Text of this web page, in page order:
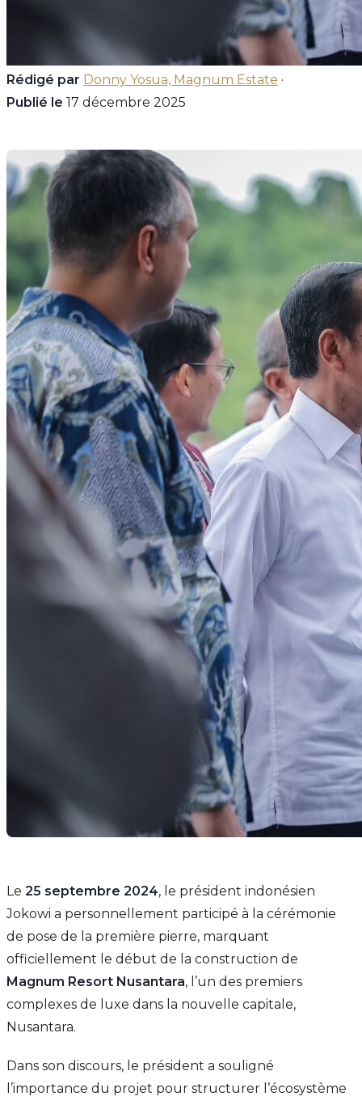
Rédigé par Donny Yosua, Magnum Estate ·
Publié le 17 décembre 2025
Le 25 septembre 2024, le président indonésien
Jokowi a personnellement participé à la cérémonie
de pose de la première pierre, marquant
officiellement le début de la construction de
Magnum Resort Nusantara, l’un des premiers
complexes de luxe dans la nouvelle capitale,
Nusantara.
Dans son discours, le président a souligné
l’importance du projet pour structurer l’écosystème